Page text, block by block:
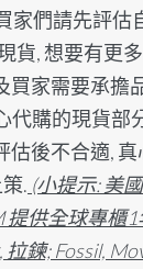
家們請先評估
貨, 想要有更
買家需要承擔
代購的現貨部
估後不合適,
. (小提示: 美
提供全球專櫃
拉鍊; Fossil,